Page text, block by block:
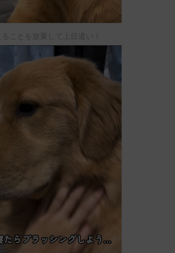
ることを放棄して上目遣い！